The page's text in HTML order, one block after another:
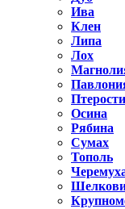
Ива
Клен
Липа
Лох
Осина
Рябина
Сумах
Тополь